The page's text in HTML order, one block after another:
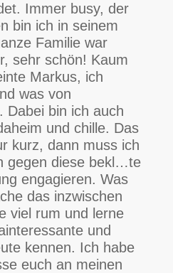
Immer busy, der
bin ich in seinem
Familie war
sehr schön! Kaum
Markus, ich
was von
Dabei bin ich auch
und chille. Das
kurz, dann muss ich
gegen diese bekl…te
engagieren. Was
das inzwischen
viel rum und lerne
und
kennen. Ich habe
euch an meinen